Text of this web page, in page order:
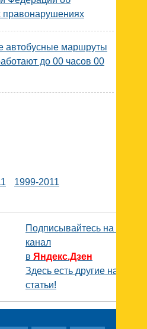
правонарушениях
автобусные маршруты
до 00 часов 00
1999-2011
Подписывайтесь на наш
канал
в Яндекс.Дзен
Здесь есть другие наши
статьи!